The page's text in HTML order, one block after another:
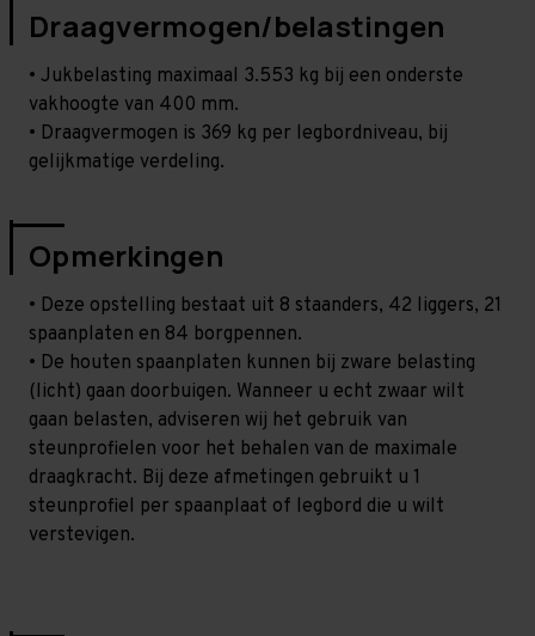
Draagvermogen/belastingen
• Jukbelasting maximaal 3.553 kg bij een onderste
vakhoogte van 400 mm.
• Draagvermogen is 369 kg per legbordniveau, bij
gelijkmatige verdeling.
Opmerkingen
• Deze opstelling bestaat uit 8 staanders, 42 liggers, 21
spaanplaten en 84 borgpennen.
• De houten spaanplaten kunnen bij zware belasting
(licht) gaan doorbuigen. Wanneer u echt zwaar wilt
gaan belasten, adviseren wij het gebruik van
steunprofielen voor het behalen van de maximale
draagkracht. Bij deze afmetingen gebruikt u 1
steunprofiel per spaanplaat of legbord die u wilt
verstevigen.